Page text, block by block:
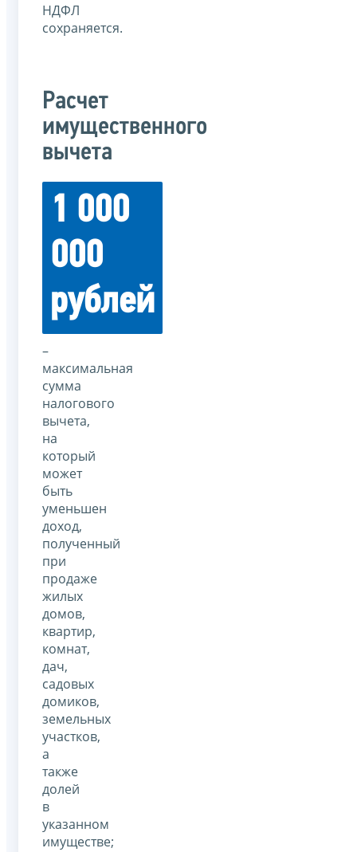
НДФЛ
сохраняется.
Расчет
имущественного
вычета
1 000
000
рублей
–
максимальная
сумма
налогового
вычета,
на
который
может
быть
уменьшен
доход,
полученный
при
продаже
жилых
домов,
квартир,
комнат,
дач,
садовых
домиков,
земельных
участков,
а
также
долей
в
указанном
имуществе;